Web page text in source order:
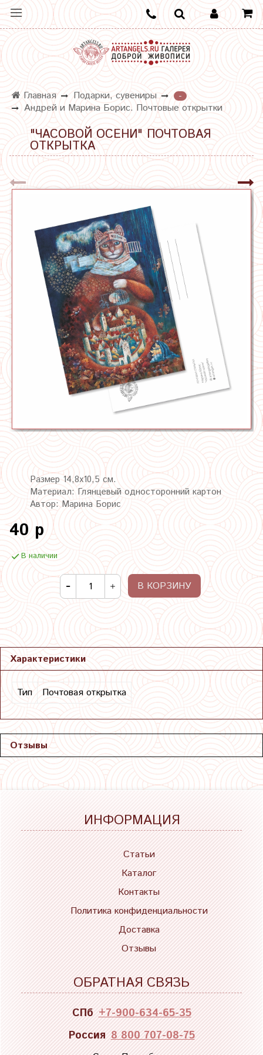
Главная Подарки, сувениры
-
Андрей и Марина Борис. Почтовые открытки
"ЧАСОВОЙ ОСЕНИ" ПОЧТОВАЯ
ОТКРЫТКА
Размер 14,8х10,5 см.
Материал: Глянцевый односторонний картон
Автор: Марина Борис
40 р
В наличии
В КОРЗИНУ
Характеристики
Тип Почтовая открытка
Отзывы
ИНФОРМАЦИЯ
Статьи
Каталог
Контакты
Политика конфиденциальности
Доставка
Отзывы
ОБРАТНАЯ СВЯЗЬ
СПб +7-900-634-65-35
Россия 8 800 707-08-75